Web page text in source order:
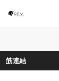
筋連結